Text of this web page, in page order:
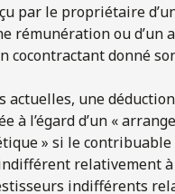
par le propriétaire
rémunération ou d’un
cocontractant donné
actuelles, une
à l’égard d’un «
» si le contribuable
relativement à
indifférents